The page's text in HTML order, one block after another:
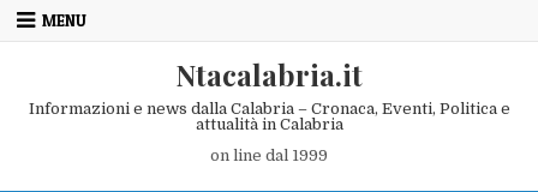
Skip to content
MENU
Ntacalabria.it
Informazioni e news dalla Calabria – Cronaca, Eventi, Politica e
attualità in Calabria
on line dal 1999